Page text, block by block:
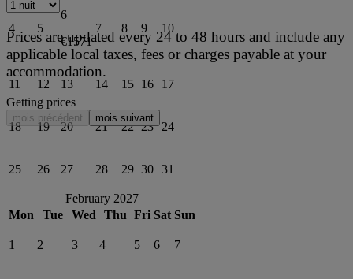
4 5
6
€1571
7 8 9 10
11 12 13 14 15 16 17
18 19 20 21 22 23 24
25 26 27 28 29 30 31
February 2027
Mon
Tue Wed Thu Fri Sat Sun
1 2 3 4 5 6 7
Prices are updated every 24 to 48 hours and include any
applicable local taxes, fees or charges payable at your
accommodation.
Getting prices
mois précédent mois suivant